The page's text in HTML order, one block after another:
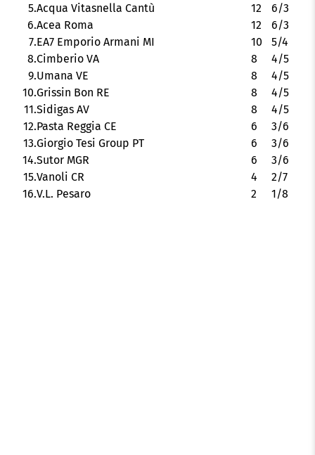
5.Acqua Vitasnella Cantù 12
6/3
6.Acea Roma 12
6/3
7.EA7 Emporio Armani MI 10
5/4
8.Cimberio VA 8
4/5
9.Umana VE 8
4/5
10.Grissin Bon RE 8
4/5
11.Sidigas AV 8
4/5
12.Pasta Reggia CE 6
3/6
13.Giorgio Tesi Group PT 6
3/6
14.Sutor MGR 6
3/6
15.Vanoli CR 4
2/7
16.V.L. Pesaro 2 1/8